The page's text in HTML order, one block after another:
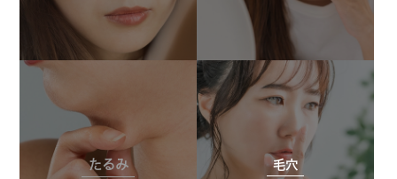
たるみ 毛穴